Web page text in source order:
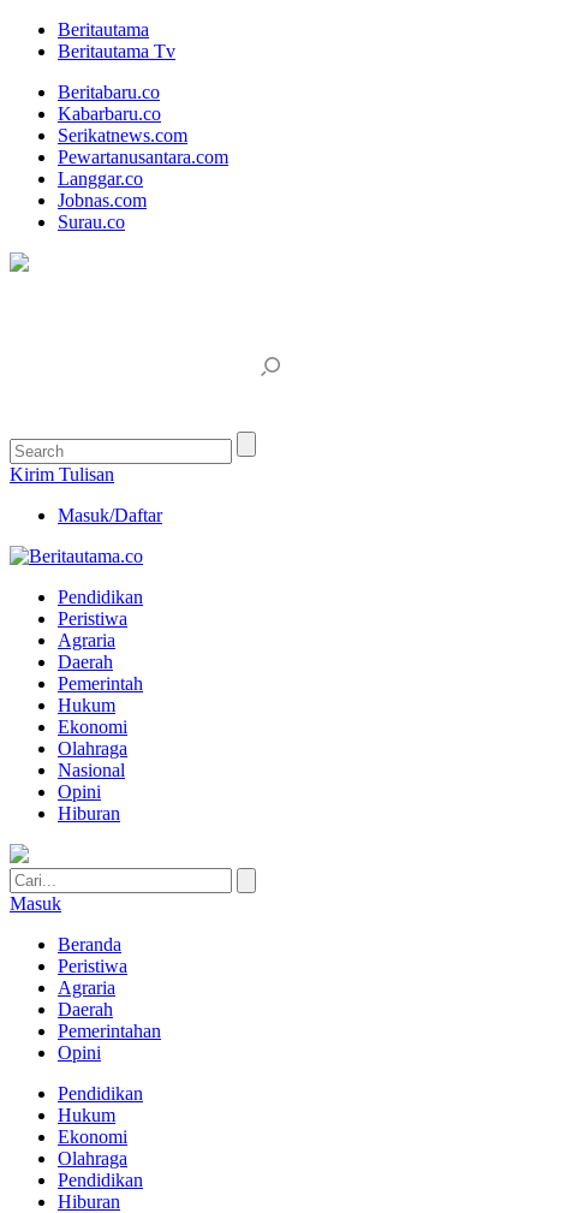
Beritautama
Beritautama Tv
Beritabaru.co
Kabarbaru.co
Serikatnews.com
Pewartanusantara.com
Langgar.co
Jobnas.com
Surau.co
Kirim Tulisan
Masuk/Daftar
Pendidikan
Peristiwa
Agraria
Daerah
Pemerintah
Hukum
Ekonomi
Olahraga
Nasional
Opini
Hiburan
Masuk
Beranda
Peristiwa
Agraria
Daerah
Pemerintahan
Opini
Pendidikan
Hukum
Ekonomi
Olahraga
Pendidikan
Hiburan